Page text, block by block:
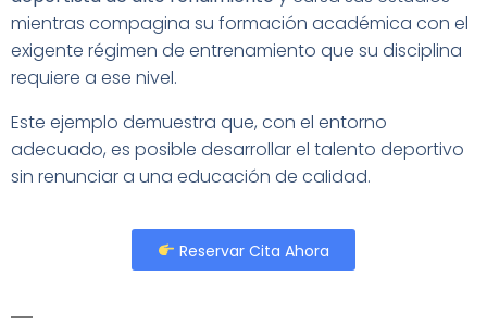
mientras compagina su formación académica con el
exigente régimen de entrenamiento que su disciplina
requiere a ese nivel.
Este ejemplo demuestra que, con el entorno
adecuado, es posible desarrollar el talento deportivo
sin renunciar a una educación de calidad.
Reservar Cita Ahora